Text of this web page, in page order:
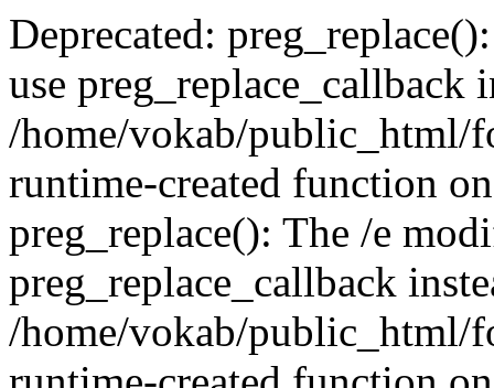
Deprecated:
use preg_replace_callback
/home/vokab/public_html/
runtime-created function
preg_replace(): The /e
preg_replace_callback
/home/vokab/public_html/